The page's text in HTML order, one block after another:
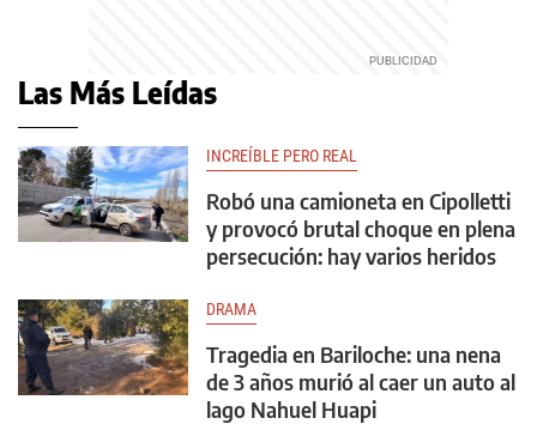
Las Más Leídas
INCREÍBLE PERO REAL
Robó una camioneta en Cipolletti
y provocó brutal choque en plena
persecución: hay varios heridos
DRAMA
Tragedia en Bariloche: una nena
de 3 años murió al caer un auto al
lago Nahuel Huapi